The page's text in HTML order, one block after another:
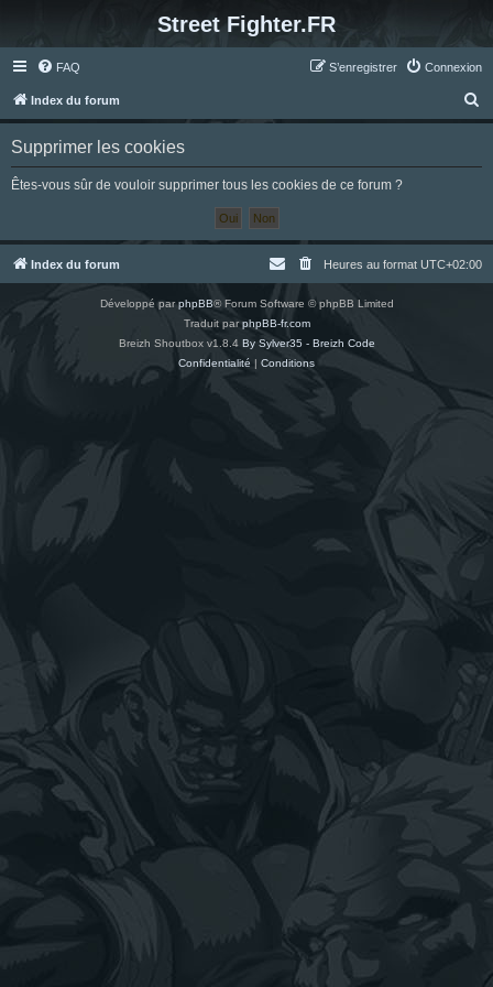
Street Fighter.FR
FAQ Connexion
S’enregistrer
Index du forum
e
h
Supprimer les cookies
Êtes-vous sûr de vouloir supprimer tous les cookies de ce forum ?
Index du forum Heures au format UTC+02:00
Développé parphpBB® Forum Software © phpBB Limited
Traduit parphpBB-fr.com
Breizh Shoutbox v1.8.4 By Sylver35 - Breizh Code
Confidentialité | Conditions